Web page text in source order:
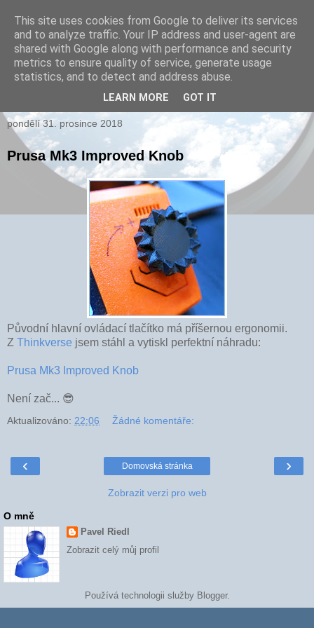
xPARI.cz
Autor přehršle vynálezů, které nefungovaly a několika, které
pondělí 31. prosince 2018
Prusa Mk3 Improved Knob
Původní hlavní ovládací tlačítko má příšernou ergonomii.
Z Thinkverse jsem stáhl a vytiskl perfektní náhradu:
Prusa Mk3 Improved Knob
Není zač... 😎
Aktualizováno: 22:06 Žádné komentáře:
‹ ›
Domovská stránka
Zobrazit verzi pro web
O mně
Pavel Riedl
Zobrazit celý můj profil
Používá technologii služby Blogger.
This site uses cookies from Google to deliver its services
and to analyze traffic. Your IP address and user-agent are
shared with Google along with performance and security
metrics to ensure quality of service, generate usage
statistics, and to detect and address abuse.
LEARN MORE GOT IT